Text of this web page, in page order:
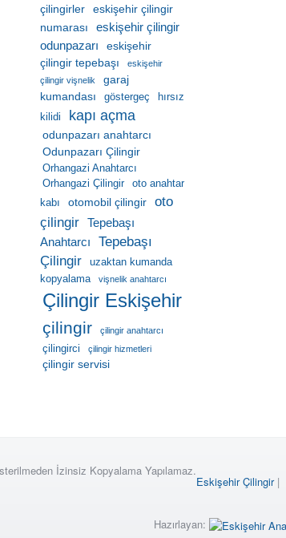
çilingirler
eskişehir çilingir
numarası
eskişehir çilingir
odunpazarı
eskişehir
çilingir tepebaşı
eskişehir
çilingir vişnelik
garaj
kumandası
göstergeç
hırsız
kilidi
kapı açma
odunpazarı anahtarcı
Odunpazarı Çilingir
Orhangazi Anahtarcı
Orhangazi Çilingir
oto anahtar
kabı
otomobil çilingir
oto
çilingir Tepebaşı
Anahtarcı
Tepebaşı
Çilingir
uzaktan kumanda
kopyalama
vişnelik anahtarcı
Çilingir Eskişehir
çilingir çilingir anahtarcı
çilingirci çilingir hizmetleri
çilingir servisi
İzinsiz Kopyalama Yapılamaz.
Eskişehir Çilingir|
Hazırlayan: